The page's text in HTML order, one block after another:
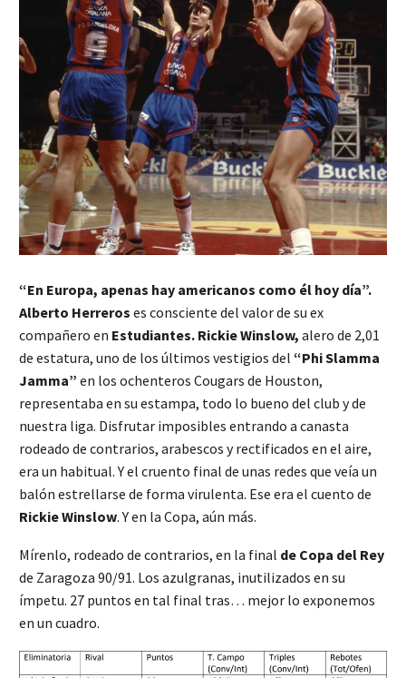
“En Europa, apenas hay americanos como él hoy día”.
Alberto Herreros es consciente del valor de su ex
compañero en Estudiantes. Rickie Winslow, alero de 2,01
de estatura, uno de los últimos vestigios del “Phi Slamma
Jamma” en los ochenteros Cougars de Houston,
representaba en su estampa, todo lo bueno del club y de
nuestra liga. Disfrutar imposibles entrando a canasta
rodeado de contrarios, arabescos y rectificados en el aire,
era un habitual. Y el cruento final de unas redes que veía un
balón estrellarse de forma virulenta. Ese era el cuento de
Rickie Winslow. Y en la Copa, aún más.
Mírenlo, rodeado de contrarios, en la final de Copa del Rey
de Zaragoza 90/91. Los azulgranas, inutilizados en su
ímpetu. 27 puntos en tal final tras… mejor lo exponemos
en un cuadro.